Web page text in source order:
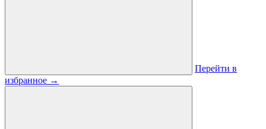
Перейти в
избранное →